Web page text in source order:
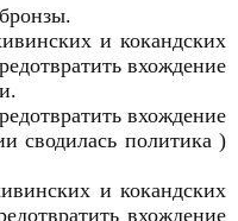
и кокандских
вхождение
вхождение
сводилась политика )
и кокандских
вхождение